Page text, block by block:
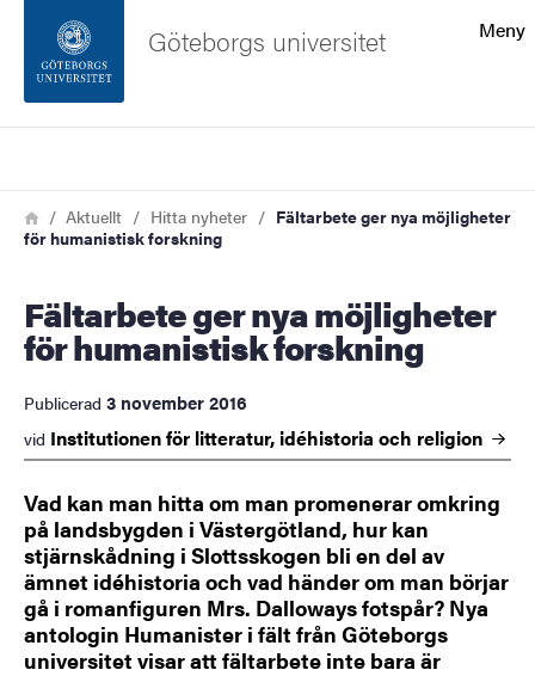
Sidfoten
Om webbplatsen
Meny
Göteborgs universitet
Länkstig
HemAktuellt Hitta nyheter
Fältarbete ger nya möjligheter
för humanistisk forskning
Fältarbete ger nya möjligheter
för humanistisk forskning
Publicerad 3 november 2016
vid Institutionen för litteratur, idéhistoria och religion
Vad kan man hitta om man promenerar omkring
på landsbygden i Västergötland, hur kan
stjärnskådning i Slottsskogen bli en del av
ämnet idéhistoria och vad händer om man börjar
gå i romanfiguren Mrs. Dalloways fotspår? Nya
antologin Humanister i fält från Göteborgs
universitet visar att fältarbete inte bara är